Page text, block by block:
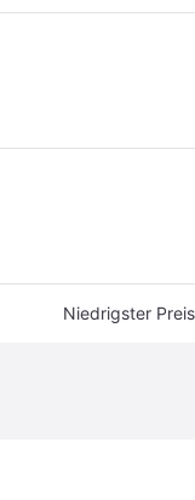
Niedrigster Preis